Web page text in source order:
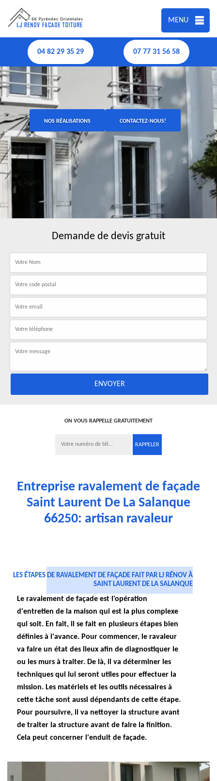
MENU
04 82 29 35 29 07 77 31 56 58
NOS RÉALISATIONS CONTACTEZ-NOUS!
Demande de devis gratuit
ON VOUS RAPPELLE GRATUITEMENT
Entreprise ravalement de façade
Saint Laurent De La Salanque
66250: artisan ravaleur
LES ÉTAPES DE RAVALEMENT DE FAÇADE FAIT PAR LJ RÉNOV À
SAINT LAURENT DE LA SALANQUE
Le ravalement de façade est l'opération
d'entretien de la maison qui est la plus complexe
qui soit. En fait, il se fait en plusieurs étapes bien
définies à l'avance. Pour commencer, le ravaleur
va faire un état des lieux afin de diagnostiquer le
ou les murs à traiter. De là, il va déterminer les
techniques qui lui seront utiles pour effectuer la
mission. Les matériels et les outils nécessaires à
cette tâche sont aussi dépendants de cette étape.
Pour poursuivre, il va nettoyer la structure avant
de traiter la structure avant de faire la finition.
Cela peut concerner l'enduit de façade.